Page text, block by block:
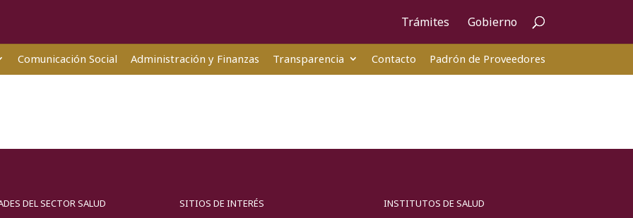
Trámites Gobierno
Comunicación Social Administración y Finanzas Transparencia Contacto Padrón de Proveedores
DEL SECTOR SALUD
SITIOS DE INTERÉS
INSTITUTOS DE SALUD